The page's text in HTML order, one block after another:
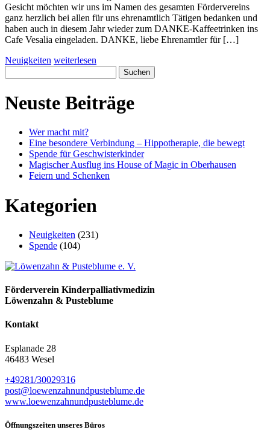
Gesicht möchten wir uns im Namen des gesamten Fördervereins
ganz herzlich bei allen für uns ehrenamtlich Tätigen bedanken und
haben auch in diesem Jahr wieder zum DANKE-Kaffeetrinken ins
Cafe Vesalia eingeladen. DANKE, liebe Ehrenamtler für […]
Neuigkeiten weiterlesen
nach:
Neuste Beiträge
Wer macht mit?
Eine besondere Verbindung – Hippotherapie, die bewegt
Spende für Geschwisterkinder
Magischer Ausflug ins House of Magic in Oberhausen
Feiern und Schenken
Kategorien
Neuigkeiten (231)
Spende (104)
Förderverein Kinder­palliativ­medizin
Löwenzahn & Pusteblume
Kontakt
Esplanade 28
46483 Wesel
+49281/30029316
post@loewenzahn­und­pusteblume.de
www.loewenzahnund­pusteblume.de
Öffnungszeiten unseres Büros